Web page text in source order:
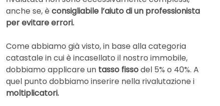
anche se, è consigliabile l’aiuto di un professionista
per evitare errori.
Come abbiamo già visto, in base alla categoria
catastale in cui è incasellato il nostro immobile,
dobbiamo applicare un tasso fissodel 5% o 40%. A
quel punto dobbiamo inserire nella rivalutazione i
moltiplicatori.